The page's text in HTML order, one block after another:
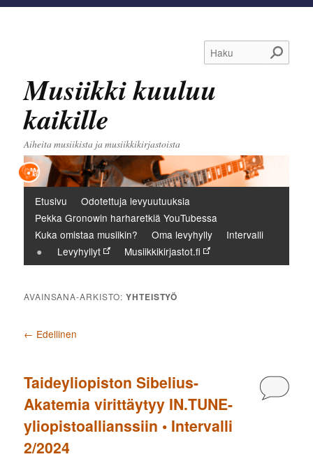
Haku
Musiikki kuuluu
kaikille
Aiheita musiikista ja musiikkikirjastoista
Päävalikko
Etusivu
Odotettuja levyuutuuksia
Pekka Gronowin harharetkiä YouTubessa
Kuka omistaa musiikin?
Oma levyhylly
Intervalli
Levyhyllyt
Musiikkikirjastot.fi
AVAINSANA-ARKISTO:YHTEISTYÖ
Artikkelien selaus
← Edellinen
Taideyliopiston Sibelius-
Akatemia virittäytyy IN.TUNE-
yliopistoallianssiin • Intervalli
2/2024